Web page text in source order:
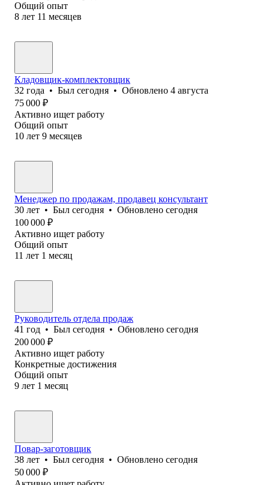
Общий опыт
8 лет 11 месяцев
Кладовщик-комплектовщик
32 года • Был сегодня • Обновлено 4 августа
75 000 ₽
Активно ищет работу
Общий опыт
10 лет 9 месяцев
Менеджер по продажам, продавец консультант
30 лет • Был сегодня • Обновлено сегодня
100 000 ₽
Активно ищет работу
Общий опыт
11 лет 1 месяц
Руководитель отдела продаж
41 год • Был сегодня • Обновлено сегодня
200 000 ₽
Активно ищет работу
Конкретные достижения
Общий опыт
9 лет 1 месяц
Повар-заготовщик
38 лет • Был сегодня • Обновлено сегодня
50 000 ₽